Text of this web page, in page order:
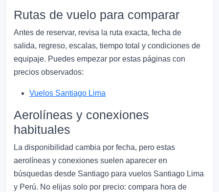
Rutas de vuelo para comparar
Antes de reservar, revisa la ruta exacta, fecha de
salida, regreso, escalas, tiempo total y condiciones de
equipaje. Puedes empezar por estas páginas con
precios observados:
Vuelos Santiago Lima
Aerolíneas y conexiones
habituales
La disponibilidad cambia por fecha, pero estas
aerolíneas y conexiones suelen aparecer en
búsquedas desde Santiago para vuelos Santiago Lima
y Perú. No elijas solo por precio: compara hora de